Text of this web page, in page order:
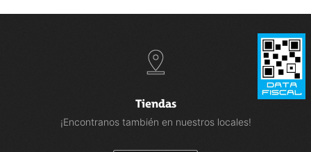
Tiendas
¡Encontranos también en nuestros locales!